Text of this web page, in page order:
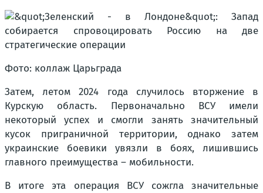
Фото: коллаж Царьграда
Затем, летом 2024 года случилось вторжение в
Курскую область. Первоначально ВСУ имели
некоторый успех и смогли занять значительный
кусок приграничной территории, однако затем
украинские боевики увязли в боях, лишившись
главного преимущества – мобильности.
В итоге эта операция ВСУ сожгла значительные